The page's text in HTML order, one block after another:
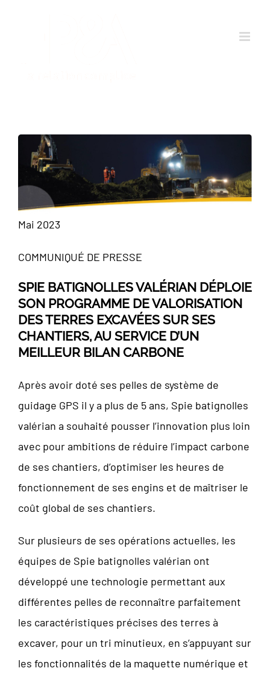
Mai 2023
COMMUNIQUÉ DE PRESSE
SPIE BATIGNOLLES VALÉRIAN DÉPLOIE
SON PROGRAMME DE VALORISATION
DES TERRES EXCAVÉES SUR SES
CHANTIERS, AU SERVICE D’UN
MEILLEUR BILAN CARBONE
Après avoir doté ses pelles de système de
guidage GPS il y a plus de 5 ans, Spie batignolles
valérian a souhaité pousser l’innovation plus loin
avec pour ambitions de réduire l’impact carbone
de ses chantiers, d’optimiser les heures de
fonctionnement de ses engins et de maîtriser le
coût global de ses chantiers.
Sur plusieurs de ses opérations actuelles, les
équipes de Spie batignolles valérian ont
développé une technologie permettant aux
différentes pelles de reconnaître parfaitement
les caractéristiques précises des terres à
excaver, pour un tri minutieux, en s’appuyant sur
les fonctionnalités de la maquette numérique et